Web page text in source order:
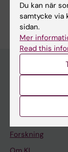
Är du Siri
Redigera din
Forskning
Du kan när
samtycke via
sidan.
Mer
Read this